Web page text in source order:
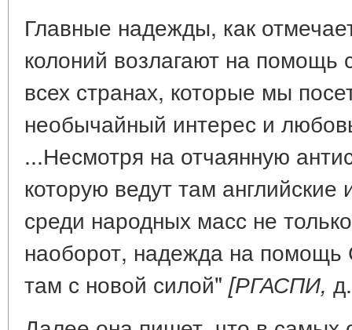
Главные надежды, как
колоний возлагают на
всех странах, которые мы
необычайный интерес и
...Несмотря на отчаянную
которую ведут там английские
среди народных масс не
наоборот, надежда на помощь
там с новой силой" [РГАСПИ,